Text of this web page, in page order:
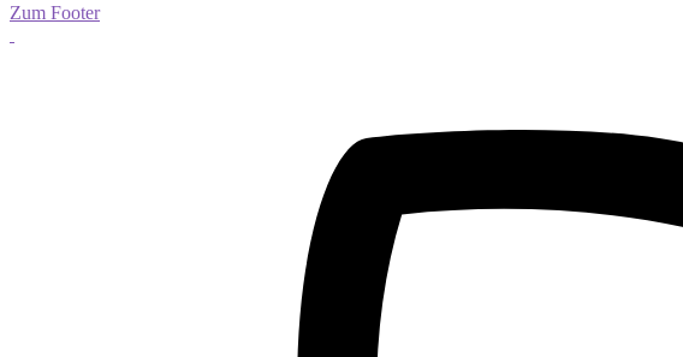
Zum Footer